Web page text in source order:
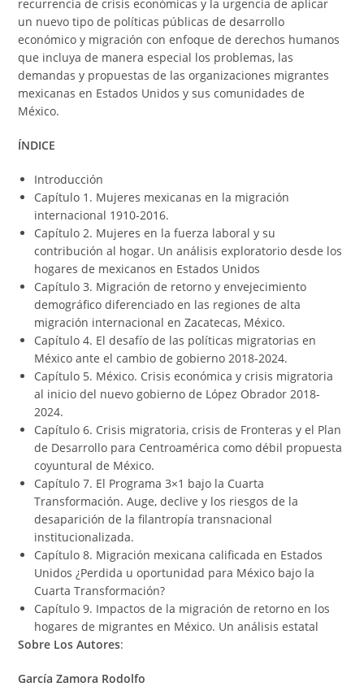
recurrencia de crisis económicas y la urgencia de aplicar
un nuevo tipo de políticas públicas de desarrollo
económico y migración con enfoque de derechos humanos
que incluya de manera especial los problemas, las
demandas y propuestas de las organizaciones migrantes
mexicanas en Estados Unidos y sus comunidades de
México.
ÍNDICE
Introducción
Capítulo 1. Mujeres mexicanas en la migración
internacional 1910-2016.
Capítulo 2. Mujeres en la fuerza laboral y su
contribución al hogar. Un análisis exploratorio desde los
hogares de mexicanos en Estados Unidos
Capítulo 3. Migración de retorno y envejecimiento
demográfico diferenciado en las regiones de alta
migración internacional en Zacatecas, México.
Capítulo 4. El desafío de las políticas migratorias en
México ante el cambio de gobierno 2018-2024.
Capítulo 5. México. Crisis económica y crisis migratoria
al inicio del nuevo gobierno de López Obrador 2018-
2024.
Capítulo 6. Crisis migratoria, crisis de Fronteras y el Plan
de Desarrollo para Centroamérica como débil propuesta
coyuntural de México.
Capítulo 7. El Programa 3×1 bajo la Cuarta
Transformación. Auge, declive y los riesgos de la
desaparición de la filantropía transnacional
institucionalizada.
Capítulo 8. Migración mexicana calificada en Estados
Unidos ¿Perdida u oportunidad para México bajo la
Cuarta Transformación?
Capítulo 9. Impactos de la migración de retorno en los
hogares de migrantes en México. Un análisis estatal
Sobre Los Autores:
García Zamora Rodolfo